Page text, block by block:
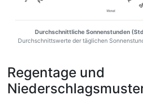
Durchschnittliche Sonnenstunden
Durchschnittswerte der täglichen
Regentage und